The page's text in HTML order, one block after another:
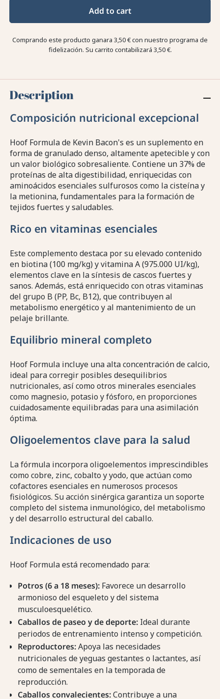
Add to cart
Comprando este producto ganara 3,50 €con nuestro programa de
fidelización. Su carrito contabilizará 3,50 €.
Description
Composición nutricional excepcional
Hoof Formula de Kevin Bacon's es un suplemento en
forma de granulado denso, altamente apetecible y con
un valor biológico sobresaliente. Contiene un 37% de
proteínas de alta digestibilidad, enriquecidas con
aminoácidos esenciales sulfurosos como la cisteína y
la metionina, fundamentales para la formación de
tejidos fuertes y saludables.
Rico en vitaminas esenciales
Este complemento destaca por su elevado contenido
en biotina (100 mg/kg) y vitamina A (975.000 UI/kg),
elementos clave en la síntesis de cascos fuertes y
sanos. Además, está enriquecido con otras vitaminas
del grupo B (PP, Bc, B12), que contribuyen al
metabolismo energético y al mantenimiento de un
pelaje brillante.
Equilibrio mineral completo
Hoof Formula incluye una alta concentración de calcio,
ideal para corregir posibles desequilibrios
nutricionales, así como otros minerales esenciales
como magnesio, potasio y fósforo, en proporciones
cuidadosamente equilibradas para una asimilación
óptima.
Oligoelementos clave para la salud
La fórmula incorpora oligoelementos imprescindibles
como cobre, zinc, cobalto y yodo, que actúan como
cofactores esenciales en numerosos procesos
fisiológicos. Su acción sinérgica garantiza un soporte
completo del sistema inmunológico, del metabolismo
y del desarrollo estructural del caballo.
Indicaciones de uso
Hoof Formula está recomendado para:
Potros (6 a 18 meses): Favorece un desarrollo
armonioso del esqueleto y del sistema
musculoesquelético.
Caballos de paseo y de deporte: Ideal durante
periodos de entrenamiento intenso y competición.
Reproductores:Apoya las necesidades
nutricionales de yeguas gestantes o lactantes, así
como de sementales en la temporada de
reproducción.
Caballos convalecientes:Contribuye a una